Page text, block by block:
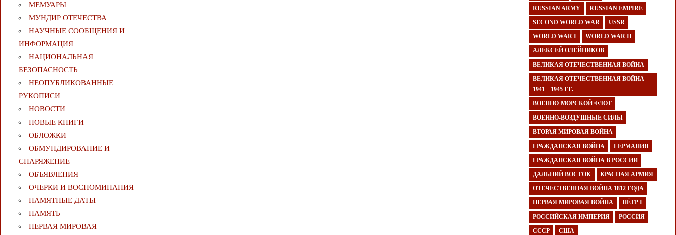
МЕМУАРЫ
МУНДИР ОТЕЧЕСТВА
НАУЧНЫЕ СООБЩЕНИЯ И
ИНФОРМАЦИЯ
НАЦИОНАЛЬНАЯ
БЕЗОПАСНОСТЬ
НЕОПУБЛИКОВАННЫЕ
РУКОПИСИ
НОВОСТИ
НОВЫЕ КНИГИ
ОБЛОЖКИ
ОБМУНДИРОВАНИЕ И
СНАРЯЖЕНИЕ
ОБЪЯВЛЕНИЯ
ОЧЕРКИ И ВОСПОМИНАНИЯ
ПАМЯТНЫЕ ДАТЫ
ПАМЯТЬ
ПЕРВАЯ МИРОВАЯ
RUSSIAN ARMY RUSSIAN EMPIRE
SECOND WORLD WAR USSR
WORLD WAR I WORLD WAR II
АЛЕКСЕЙ ОЛЕЙНИКОВ
ВЕЛИКАЯ ОТЕЧЕСТВЕННАЯ ВОЙНА
ВЕЛИКАЯ ОТЕЧЕСТВЕННАЯ ВОЙНА
1941—1945 ГГ.
ВОЕННО-МОРСКОЙ ФЛОТ
ВОЕННО-ВОЗДУШНЫЕ СИЛЫ
ВТОРАЯ МИРОВАЯ ВОЙНА
ГРАЖДАНСКАЯ ВОЙНА ГЕРМАНИЯ
ГРАЖДАНСКАЯ ВОЙНА В РОССИИ
ДАЛЬНИЙ ВОСТОК КРАСНАЯ АРМИЯ
ОТЕЧЕСТВЕННАЯ ВОЙНА 1812 ГОДА
ПЕРВАЯ МИРОВАЯ ВОЙНА ПЁТР I
РОССИЙСКАЯ ИМПЕРИЯ РОССИЯ
СССР США